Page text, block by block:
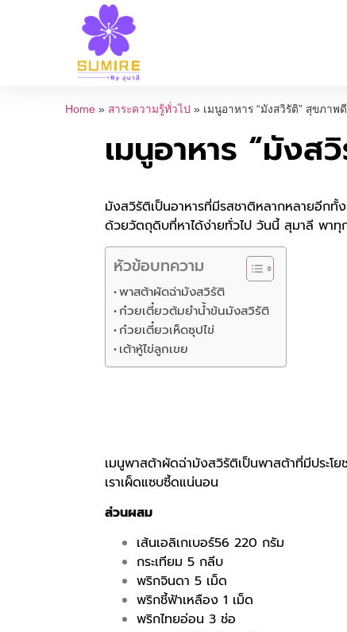
Home » สาระความรู้ทั่วไป » เมนูอาหาร “มังสวิรัติ” สุขภาพ
เมนูอาหาร “มัง
มังสวิรัติเป็นอาหารที่มีรสชาติหลากหลายอีกทั้
ด้วยวัตถุดิบที่หาได้ง่ายทั่วไป วันนี้ สุมาลี พาทุ
หัวข้อบทความ
พาสต้าผัดฉ่ามังสวิรัติ
ก๋วยเตี๋ยวต้มยำน้ำข้นมังสวิรัติ
ก๋วยเตี๋ยวเห็ดซุปไข่
เต้าหู้ไข่ลูกเขย
เมนูพาสต้าผัดฉ่ามังสวิรัติเป็นพาสต้าที่มีประโ
เราเผ็ดแซบซี้ดแน่นอน
ส่วนผสม
เส้นเอลิเกเบอร์56 220 กรัม
กระเทียม 5 กลีบ
พริกจินดา 5 เม็ด
พริกชี้ฟ้าเหลือง 1 เม็ด
พริกไทยอ่อน 3 ช่อ